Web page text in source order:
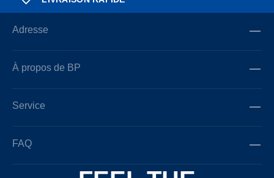
Adresse
À propos de BP
Service
FAQ